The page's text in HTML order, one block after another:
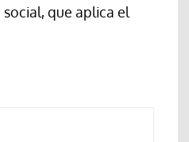
que aplica el